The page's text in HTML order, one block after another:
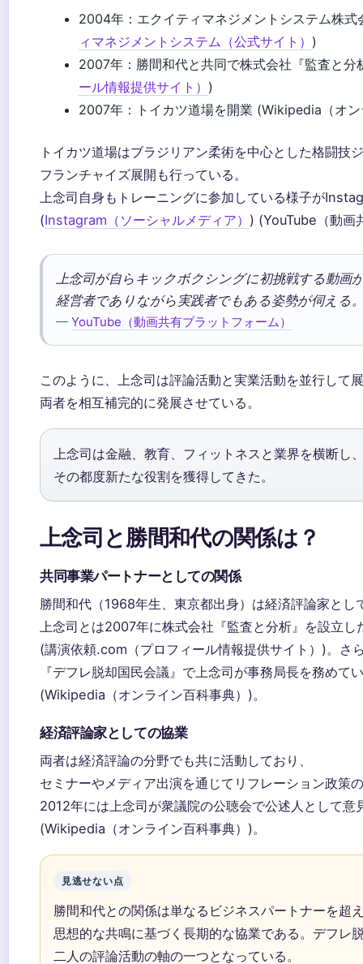
2004年：エクイティマネジメントシステム株
ィマネジメントシステム（公式サイト） )
2007年：勝間和代と共同で株式会社『監査と分
ール情報提供サイト） )
2007年：トイカツ道場を開業 (Wikipedia（オ
トイカツ道場はブラジリアン柔術を中心とした格闘技
フランチャイズ展開も行っている。
上念司自身もトレーニングに参加している様子が
(Instagram（ソーシャルメディア） ) (YouTube（動画
上念司が自らキックボクシングに初挑戦する動画
経営者でありながら実践者でもある姿勢が伺える
— YouTube（動画共有プラットフォーム）
このように、上念司は評論活動と実業活動を並行して
両者を相互補完的に発展させている。
上念司は金融、教育、フィットネスと業界を横断し
その都度新たな役割を獲得してきた。
上念司と勝間和代の関係は？
共同事業パートナーとしての関係
勝間和代（1968年生、東京都出身）は経済評論家とし
上念司とは2007年に株式会社『監査と分析』を設立し
(講演依頼.com（プロフィール情報提供サイト）)。さ
『デフレ脱却国民会議』で上念司が事務局長を務めて
(Wikipedia（オンライン百科事典）)。
経済評論家としての協業
両者は経済評論の分野でも共に活動しており、
セミナーやメディア出演を通じてリフレーション政策
2012年には上念司が衆議院の公聴会で公述人として意
(Wikipedia（オンライン百科事典）)。
見逃せない点
勝間和代との関係は単なるビジネスパートナーを超
思想的な共鳴に基づく長期的な協業である。デフレ
二人の評論活動の軸の一つとなっている。